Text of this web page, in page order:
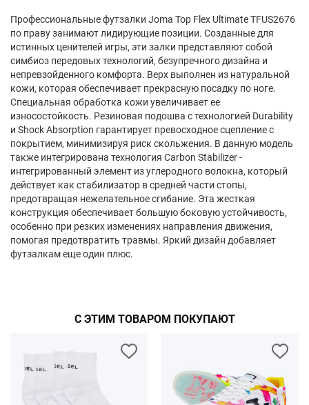
Профессиональные футзалки Joma Top Flex Ultimate TFUS2676
по праву занимают лидирующие позиции. Созданные для
истинных ценителей игры, эти залки представляют собой
симбиоз передовых технологий, безупречного дизайна и
непревзойденного комфорта. Верх выполнен из натуральной
кожи, которая обеспечивает прекрасную посадку по ноге.
Специальная обработка кожи увеличивает ее
износостойкость. Резиновая подошва с технологией Durability
и Shock Absorption гарантирует превосходное сцепление с
покрытием, минимизируя риск скольжения. В данную модель
также интегрирована технология Carbon Stabilizer -
интегрированный элемент из углеродного волокна, который
действует как стабилизатор в средней части стопы,
предотвращая нежелательное сгибание. Эта жесткая
конструкция обеспечивает большую боковую устойчивость,
особенно при резких изменениях направления движения,
помогая предотвратить травмы. Яркий дизайн добавляет
футзалкам еще один плюс.
С ЭТИМ ТОВАРОМ ПОКУПАЮТ